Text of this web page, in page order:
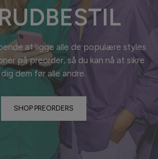
at ligge alle de populære styles
på preorder, så du kan nå at sikre
dig dem før alle andre.
SHOP PREORDERS